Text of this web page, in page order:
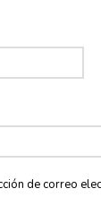
de correo